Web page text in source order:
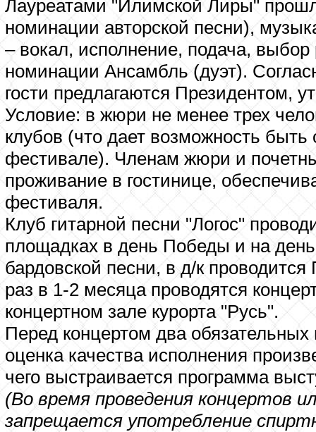
Лауреатами "Илимской Лиры"
номинации авторской песни),
– вокал, исполнение, подача,
номинации Ансамбль (дуэт).
гости предлагаются Президентом,
Условие: в жюри не менее трех
клубов (что дает возможность
фестивале). Членам жюри и
проживание в гостинице,
фестиваля.
Клуб гитарной песни "Логос"
площадках в день Победы и на
бардовской песни, в д/к
раз в 1-2 месяца проводятся
концертном зале курорта "Русь".
Перед концертом два
оценка качества исполнения
чего выстраивается программа
(Во время проведения концертов
запрещается употребление